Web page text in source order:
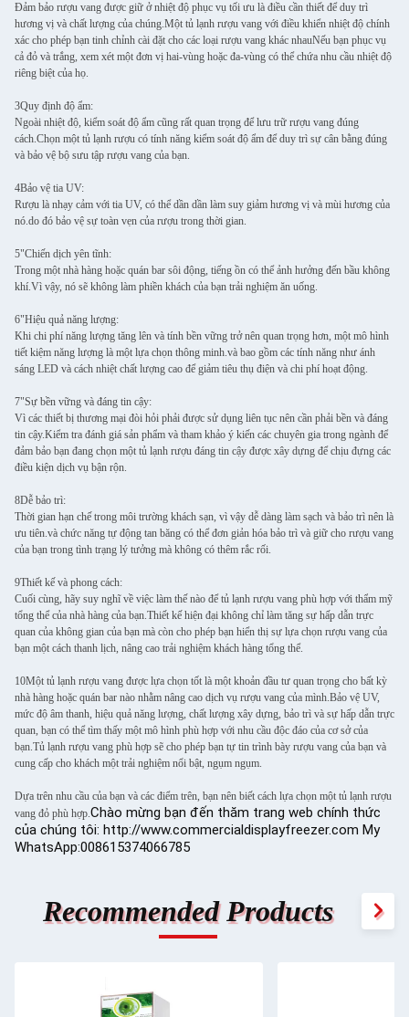
Đảm bảo rượu vang được giữ ở nhiệt độ phục vụ tối ưu là điều cần thiết để duy trì
hương vị và chất lượng của chúng.Một tủ lạnh rượu vang với điều khiển nhiệt độ chính
xác cho phép bạn tinh chỉnh cài đặt cho các loại rượu vang khác nhauNếu bạn phục vụ
cả đỏ và trắng, xem xét một đơn vị hai-vùng hoặc đa-vùng có thể chứa nhu cầu nhiệt độ
riêng biệt của họ.
3Quy định độ ẩm:
Ngoài nhiệt độ, kiểm soát độ ẩm cũng rất quan trọng để lưu trữ rượu vang đúng
cách.Chọn một tủ lạnh rượu có tính năng kiểm soát độ ẩm để duy trì sự cân bằng đúng
và bảo vệ bộ sưu tập rượu vang của bạn.
4Bảo vệ tia UV:
Rượu là nhạy cảm với tia UV, có thể dần dần làm suy giảm hương vị và mùi hương của
nó.do đó bảo vệ sự toàn vẹn của rượu trong thời gian.
5"Chiến dịch yên tĩnh:
Trong một nhà hàng hoặc quán bar sôi động, tiếng ồn có thể ảnh hưởng đến bầu không
khí.Vì vậy, nó sẽ không làm phiền khách của bạn trải nghiệm ăn uống.
6"Hiệu quả năng lượng:
Khi chi phí năng lượng tăng lên và tính bền vững trở nên quan trọng hơn, một mô hình
tiết kiệm năng lượng là một lựa chọn thông minh.và bao gồm các tính năng như ánh
sáng LED và cách nhiệt chất lượng cao để giảm tiêu thụ điện và chi phí hoạt động.
7"Sự bền vững và đáng tin cậy:
Vì các thiết bị thương mại đòi hỏi phải được sử dụng liên tục nên cần phải bền và đáng
tin cậy.Kiểm tra đánh giá sản phẩm và tham khảo ý kiến các chuyên gia trong ngành để
đảm bảo bạn đang chọn một tủ lạnh rượu đáng tin cậy được xây dựng để chịu đựng các
điều kiện dịch vụ bận rộn.
8Dễ bảo trì:
Thời gian hạn chế trong môi trường khách sạn, vì vậy dễ dàng làm sạch và bảo trì nên là
ưu tiên.và chức năng tự động tan băng có thể đơn giản hóa bảo trì và giữ cho rượu vang
của bạn trong tình trạng lý tưởng mà không có thêm rắc rối.
9Thiết kế và phong cách:
Cuối cùng, hãy suy nghĩ về việc làm thế nào để tủ lạnh rượu vang phù hợp với thẩm mỹ
tổng thể của nhà hàng của bạn.Thiết kế hiện đại không chỉ làm tăng sự hấp dẫn trực
quan của không gian của bạn mà còn cho phép bạn hiển thị sự lựa chọn rượu vang của
bạn một cách thanh lịch, nâng cao trải nghiệm khách hàng tổng thể.
10Một tủ lạnh rượu vang được lựa chọn tốt là một khoản đầu tư quan trọng cho bất kỳ
nhà hàng hoặc quán bar nào nhằm nâng cao dịch vụ rượu vang của mình.Bảo vệ UV,
mức độ âm thanh, hiệu quả năng lượng, chất lượng xây dựng, bảo trì và sự hấp dẫn trực
quan, bạn có thể tìm thấy một mô hình phù hợp với nhu cầu độc đáo của cơ sở của
bạn.Tủ lạnh rượu vang phù hợp sẽ cho phép bạn tự tin trình bày rượu vang của bạn và
cung cấp cho khách một trải nghiệm nổi bật, ngụm ngụm.
Dựa trên nhu cầu của bạn và các điểm trên, bạn nên biết cách lựa chọn một tủ lạnh rượu
vang đỏ phù hợp.Chào mừng bạn đến thăm trang web chính thức
của chúng tôi: http://www.commercialdisplayfreezer.com My
WhatsApp:008615374066785
Recommended Products